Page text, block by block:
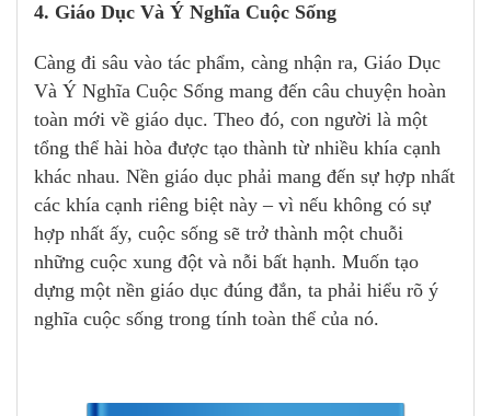
4. Giáo Dục Và Ý Nghĩa Cuộc Sống
Càng đi sâu vào tác phẩm, càng nhận ra, Giáo Dục
Và Ý Nghĩa Cuộc Sống mang đến câu chuyện hoàn
toàn mới về giáo dục. Theo đó, con người là một
tổng thể hài hòa được tạo thành từ nhiều khía cạnh
khác nhau. Nền giáo dục phải mang đến sự hợp nhất
các khía cạnh riêng biệt này – vì nếu không có sự
hợp nhất ấy, cuộc sống sẽ trở thành một chuỗi
những cuộc xung đột và nỗi bất hạnh. Muốn tạo
dựng một nền giáo dục đúng đắn, ta phải hiểu rõ ý
nghĩa cuộc sống trong tính toàn thể của nó.